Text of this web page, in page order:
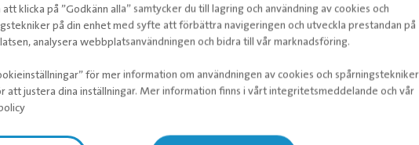
erbjuder den här behandlingen
klicka på ”Godkänn alla” samtycker du till lagring och användning av cookies och
på din enhet med syfte att förbättra navigeringen och utveckla prestandan på
analysera webbplatsanvändningen och bidra till vår marknadsföring.
för mer information om användningen av cookies och spårningstekniker
att justera dina inställningar. Mer information finns i vårt integritetsmeddelande och vår